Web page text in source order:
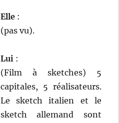
Elle :
(pas vu).
Lui :
(Film à sketches) 5
capitales, 5 réalisateurs.
Le sketch italien et le
sketch allemand sont